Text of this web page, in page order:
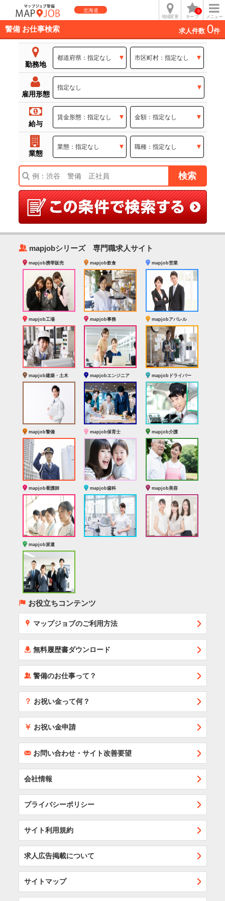
北海道
メニュー
キープ
0
地域変更
警備 お仕事検索 求人件数 0件
勤務地
雇用形態
給与
業態
‰ mapjobシリーズ 専門職求人サイト
mapjob携帯販売 mapjob飲食 mapjob営業
mapjob工場 mapjob事務 mapjobアパレル
mapjob建築・土木 mapjobエンジニア mapjobドライバー
mapjob警備 mapjob保育士 mapjob介護
mapjob看護師 mapjob歯科 mapjob美容
mapjob派遣
( お役立ちコンテンツ
x マップジョブのご利用方法
í 無料履歴書ダウンロード
‰警備のお仕事って？
？ お祝い金って何？
￥ お祝い金申請
Fお問い合わせ・サイト改善要望
会社情報
プライバシーポリシー
サイト利用規約
求人広告掲載について
サイトマップ